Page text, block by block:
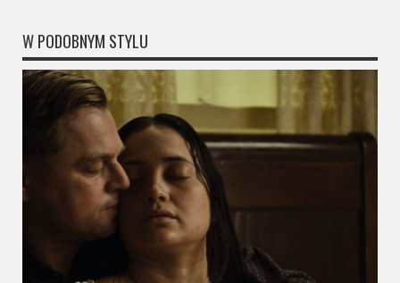
W PODOBNYM STYLU